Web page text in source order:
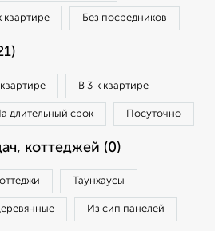
квартире Без посредников
квартире В 3‑к квартире
длительный срок Посуточно
коттеджей (0)
Таунхаусы
Из сип панелей